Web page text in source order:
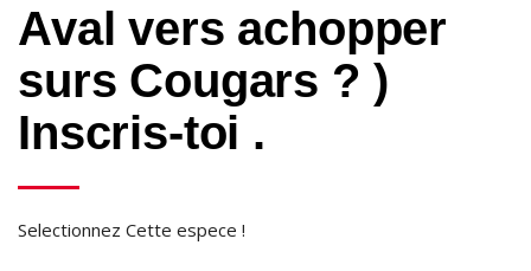
Aval vers achopper
surs Cougars ? )
Inscris-toi .
Selectionnez Cette espece !